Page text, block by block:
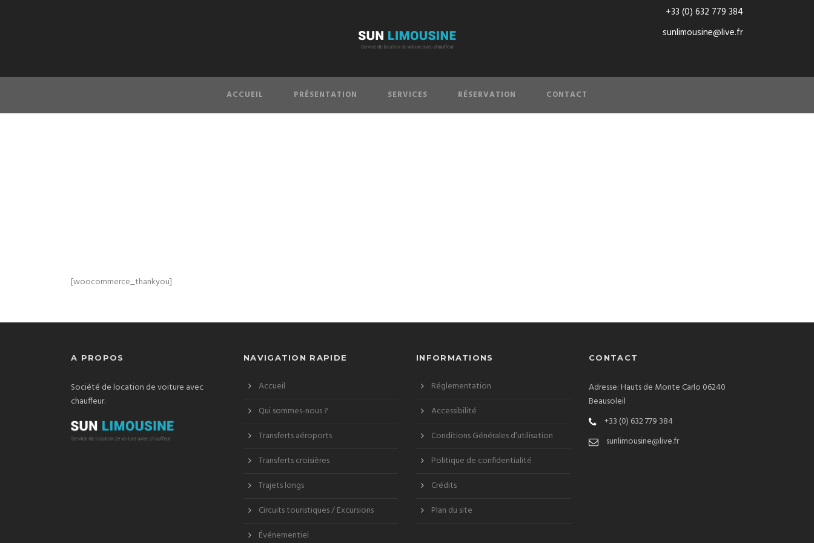
+33 (0) 632 779 384
sunlimousine@live.fr
ACCUEIL PRÉSENTATION SERVICES RÉSERVATION CONTACT
[woocommerce_thankyou]
A PROPOS
Société de location de voiture avec
chauffeur.
NAVIGATION RAPIDE
Accueil
Qui sommes-nous ?
Transferts aéroports
Transferts croisières
Trajets longs
Circuits touristiques / Excursions
Événementiel
INFORMATIONS
Réglementation
Accessibilité
Conditions Générales d’utilisation
Politique de confidentialité
Crédits
Plan du site
CONTACT
Adresse: Hauts de Monte Carlo 06240
Beausoleil
+33 (0) 632 779 384
sunlimousine@live.fr